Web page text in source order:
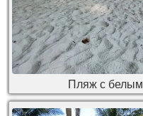
Пляж с